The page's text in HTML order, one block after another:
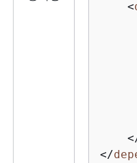
<
</